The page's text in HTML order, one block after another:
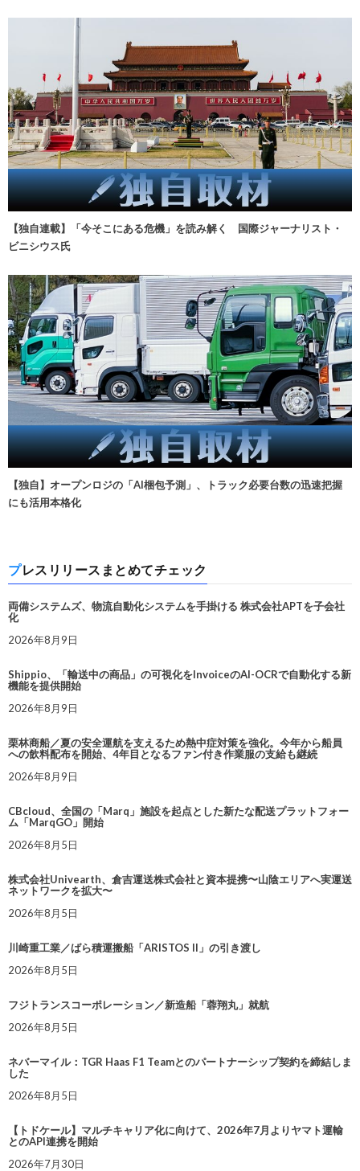
【独自連載】「今そこにある危機」を読み解く 国際ジャーナリスト・
ビニシウス氏
【独自】オープンロジの「AI梱包予測」、トラック必要台数の迅速把握
にも活用本格化
プレスリリースまとめてチェック
両備システムズ、物流自動化システムを手掛ける 株式会社APTを子会社
化
2026年8月9日
Shippio、「輸送中の商品」の可視化をInvoiceのAI-OCRで自動化する新
機能を提供開始
2026年8月9日
栗林商船／夏の安全運航を支えるため熱中症対策を強化。今年から船員
への飲料配布を開始、4年目となるファン付き作業服の支給も継続
2026年8月9日
CBcloud、全国の「Marq」施設を起点とした新たな配送プラットフォー
ム「MarqGO」開始
2026年8月5日
株式会社Univearth、倉吉運送株式会社と資本提携〜山陰エリアへ実運送
ネットワークを拡大〜
2026年8月5日
川崎重工業／ばら積運搬船「ARISTOS II」の引き渡し
2026年8月5日
フジトランスコーポレーション／新造船「蓉翔丸」就航
2026年8月5日
ネバーマイル：TGR Haas F1 Teamとのパートナーシップ契約を締結しま
した
2026年8月5日
【トドケール】マルチキャリア化に向けて、2026年7月よりヤマト運輸
とのAPI連携を開始
2026年7月30日